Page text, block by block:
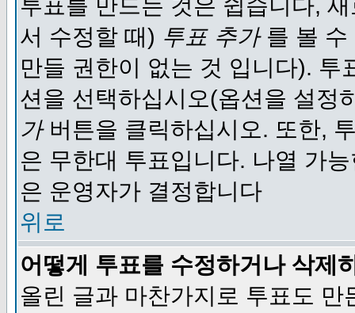
투표를 만드는 것은 쉽습니다,
서 수정할 때) 투표 추가를 볼 수
만들 권한이 없는 것 입니다).
션을 선택하십시오(옵션을 설정
가버튼을 클릭하십시오. 또한,
은 무한대 투표입니다. 나열 가
은 운영자가 결정합니다
위로
어떻게 투표를 수정하거나 삭제
올린 글과 마찬가지로 투표도